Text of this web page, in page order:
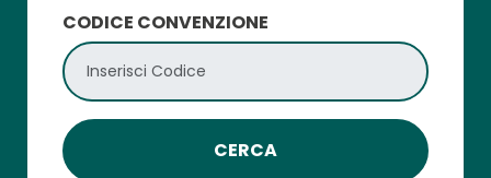
CODICE CONVENZIONE
CERCA